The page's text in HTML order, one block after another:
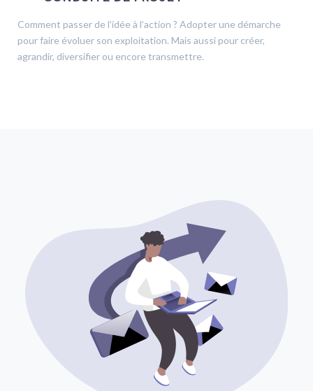
Comment passer de l’idée à l’action ? Adopter une démarche
pour faire évoluer son exploitation. Mais aussi pour créer,
agrandir, diversifier ou encore transmettre.